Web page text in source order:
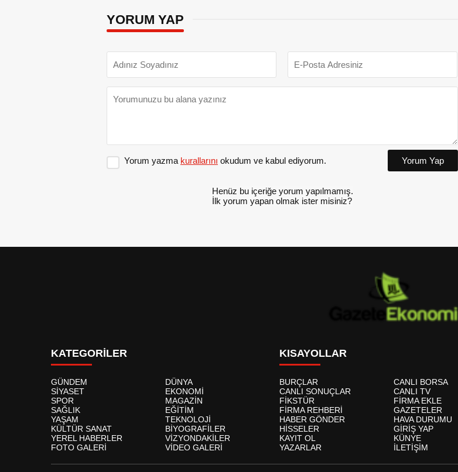
YORUM YAP
Yorum yazma kurallarını okudum ve kabul ediyorum. Yorum Yap
Henüz bu içeriğe yorum yapılmamış.
İlk yorum yapan olmak ister misiniz?
KATEGORİLER
GÜNDEM
DÜNYA
SİYASET
EKONOMİ
SPOR
MAGAZİN
SAĞLIK
EĞİTİM
YAŞAM
TEKNOLOJİ
KÜLTÜR SANAT
BİYOGRAFİLER
YEREL HABERLER
VİZYONDAKİLER
FOTO GALERİ
VİDEO GALERİ
KISAYOLLAR
BURÇLAR
CANLI BORSA
CANLI SONUÇLAR
CANLI TV
FİKSTÜR
FİRMA EKLE
FİRMA REHBERİ
GAZETELER
HABER GÖNDER
HAVA DURUMU
HİSSELER
GİRİŞ YAP
KAYIT OL
KÜNYE
YAZARLAR
İLETİŞİM